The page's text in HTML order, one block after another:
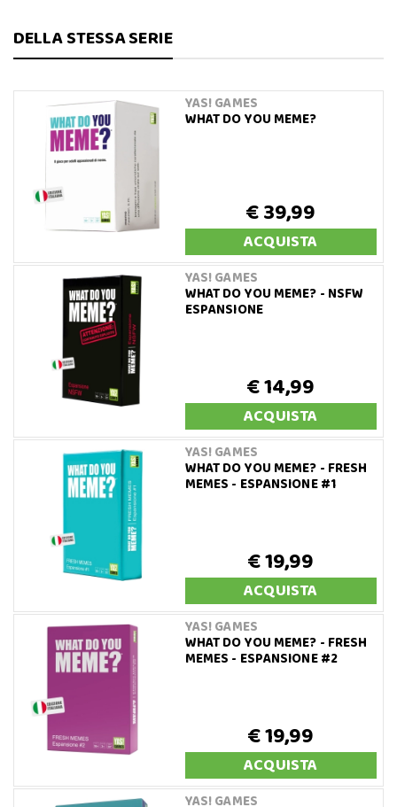
DELLA STESSA SERIE
YAS! GAMES
WHAT DO YOU MEME?
€ 39,99
ACQUISTA
YAS! GAMES
WHAT DO YOU MEME? - NSFW
ESPANSIONE
€ 14,99
ACQUISTA
YAS! GAMES
WHAT DO YOU MEME? - FRESH
MEMES - ESPANSIONE #1
€ 19,99
ACQUISTA
YAS! GAMES
WHAT DO YOU MEME? - FRESH
MEMES - ESPANSIONE #2
€ 19,99
ACQUISTA
YAS! GAMES